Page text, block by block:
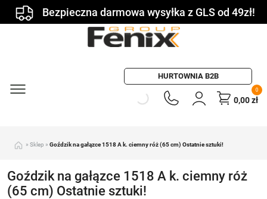
Bezpieczna darmowa wysyłka z GLS od 49zł!
HURTOWNIA B2B
0
0,00zł
» Sklep » Goździk na gałązce 1518 A k. ciemny róż (65 cm) Ostatnie sztuki!
Goździk na gałązce 1518 A k. ciemny róż
(65 cm) Ostatnie sztuki!